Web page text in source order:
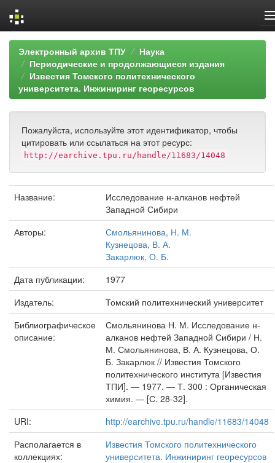
Skip
navigation
Электронный архив ТПУ
Наука
Периодические и продолжающиеся издания
Известия Томского политехнического
университета. Инжиниринг георесурсов
Пожалуйста, используйте этот идентификатор, чтобы
цитировать или ссылаться на этот ресурс:
http://earchive.tpu.ru/handle/11683/14048
Название:
Исследование н-алканов нефтей
Западной Сибири
Авторы:
Смольянинова, Н. М.
Кузнецова, В. А.
Закарлюк, О. Б.
Дата публикации:
1977
Издатель:
Томский политехнический университет
Библиографическое
описание:
Смольянинова Н. М. Исследование н-
алканов нефтей Западной Сибири / Н.
М. Смольянинова, В. А. Кузнецова, О.
Б. Закарлюк // Известия Томского
политехнического института [Известия
ТПИ]. — 1977. — Т. 300 : Органическая
химия. — [С. 28-32].
URI:
http://earchive.tpu.ru/handle/11683/14048
Располагается в
коллекциях:
Известия Томского политехнического
университета. Инжиниринг георесурсов